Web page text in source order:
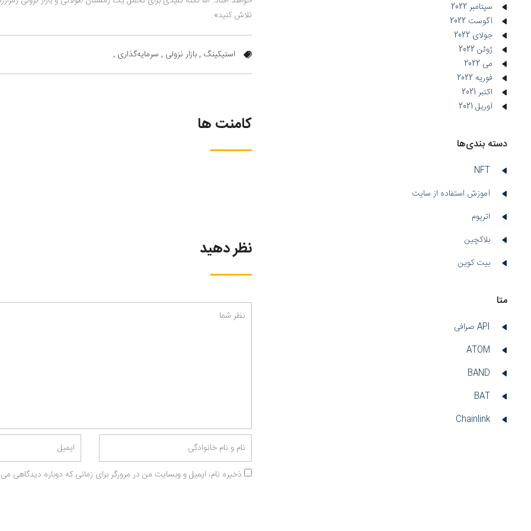
سپتامبر 2022
آگوست 2022
جولای 2022
ژوئن 2022
می 2022
فوریه 2022
اکتبر 2021
آوریل 2021
دسته بندی‌ها
NFT
آموزش استفاده از سایت
اتریوم
بلاکچین
بیت کوین
متا
API صرافی
ATOM
BAND
BAT
Chainlink
تلاش کنید».
استیکینگ ,بازار نزولی , سرمایه‌گذاری ,
کامنت ها
نظر دهید
ذخیره نام، ایمیل و وبسایت من در مرورگر برای زمانی که دوباره دیدگاهی